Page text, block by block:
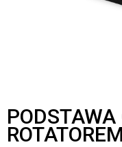
ROTATOREM